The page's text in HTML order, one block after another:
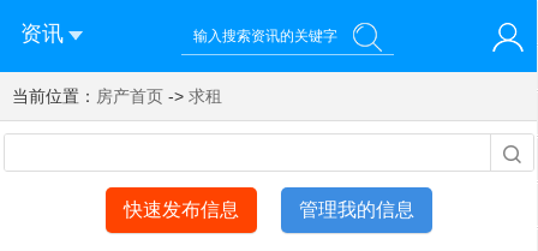
资讯
您好！欢迎来到济南西站棒极网-济南西部新城社区新媒体综
合资讯门户网站
登录 注册 微信快速登录
当前位置： 房产首页 -> 求租
快速发布信息 管理我的信息